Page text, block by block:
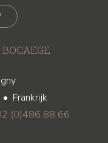
Frankrijk
(0)486 88 66